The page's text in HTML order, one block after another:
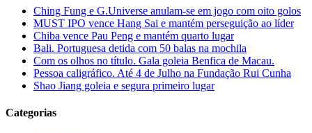
Ching Fung e G.Universe anulam-se em jogo com oito golos
MUST IPO vence Hang Sai e mantém perseguição ao líder
Chiba vence Pau Peng e mantém quarto lugar
Bali. Portuguesa detida com 50 balas na mochila
Com os olhos no título. Gala goleia Benfica de Macau.
Pessoa caligráfico. Até 4 de Julho na Fundação Rui Cunha
Shao Jiang goleia e segura primeiro lugar
Categorias